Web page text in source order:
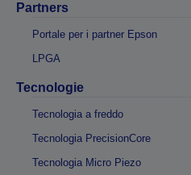
Partners
Portale per i partner Epson
LPGA
Tecnologie
Tecnologia a freddo
Tecnologia PrecisionCore
Tecnologia Micro Piezo